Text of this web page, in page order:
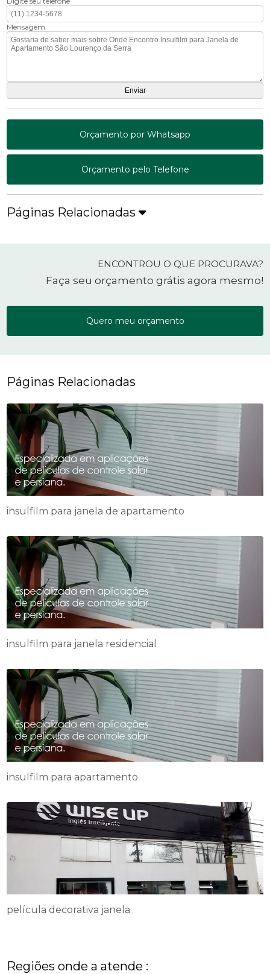
Mensagem
Orçamento por Whatsapp
Orçamento pelo Telefone
Páginas Relacionadas
ENCONTROU O QUE PROCURAVA?
Faça seu orçamento grátis agora mesmo!
Quero meu orçamento
Páginas Relacionadas
insulfilm para janela de apartamento
insulfilm para janela residencial
insulfilm para apartamento
película decorativa janela
Regiões onde a atende :